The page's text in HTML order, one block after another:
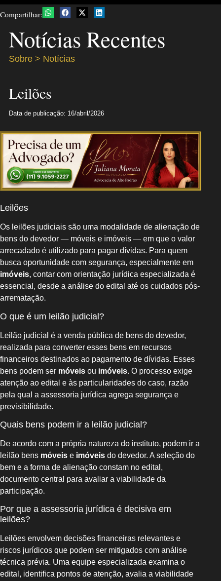
Compartilhar:
Notícias Recentes
Sobre > Notícias
Leilões
Data de publicação: 16/abril/2026
Leilões
Os leilões judiciais são uma modalidade de alienação de
bens do devedor — móveis e imóveis — em que o valor
arrecadado é utilizado para pagar dívidas. Para quem
busca oportunidade com segurança, especialmente em
imóveis, contar com orientação jurídica especializada é
essencial, desde a análise do edital até os cuidados pós-
arrematação.
O que é um leilão judicial?
Leilão judicial é a venda pública de bens do devedor,
realizada para converter esses bens em recursos
financeiros destinados ao pagamento de dívidas. Esses
bens podem ser móveis ou imóveis. O processo exige
atenção ao edital e às particularidades do caso, razão
pela qual a assessoria jurídica agrega segurança e
previsibilidade.
Quais bens podem ir a leilão judicial?
De acordo com a própria natureza do instituto, podem ir a
leilão bens móveis e imóveis do devedor. A seleção do
bem e a forma de alienação constam no edital,
documento central para avaliar a viabilidade da
participação.
Por que a assessoria jurídica é decisiva em
leilões?
Leilões envolvem decisões financeiras relevantes e
riscos jurídicos que podem ser mitigados com análise
técnica prévia. Uma equipe especializada examina o
edital, identifica pontos de atenção, avalia a viabilidade